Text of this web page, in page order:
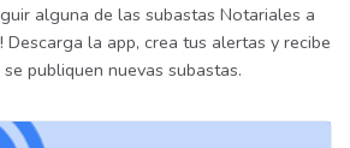
alguna de las subastas Notariales a
la app, crea tus alertas y recibe
publiquen nuevas subastas.